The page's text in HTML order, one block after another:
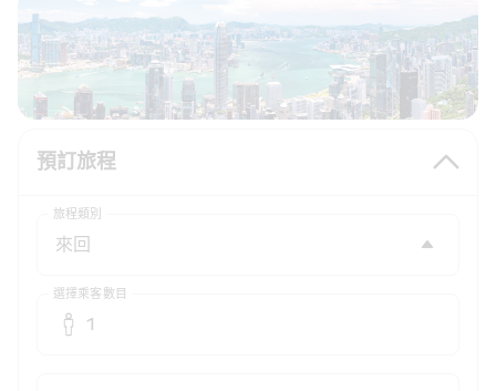
預訂旅程
旅程類別
選擇乘客數目
1